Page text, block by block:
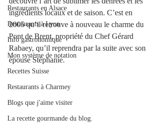
Restaurants en Alsace
Restaurants à Lyon
Info gastronomique
Mon système de notation
Recettes Suisse
Restaurants à Charmey
Blogs que j'aime visiter
La recette gourmande du blog.
ingrédients locaux et de saison. C’est en
2005 qu’il retrouve à nouveau le charme du
Pont de Brent, propriété du Chef Gérard
Rabaey, qu’il reprendra par la suite avec son
épouse Stéphanie.